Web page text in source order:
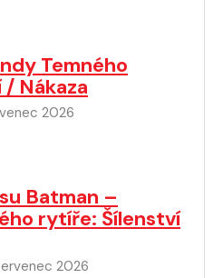
Temného
Nákaza
2026
Batman –
rytíře: Šílenství
2026